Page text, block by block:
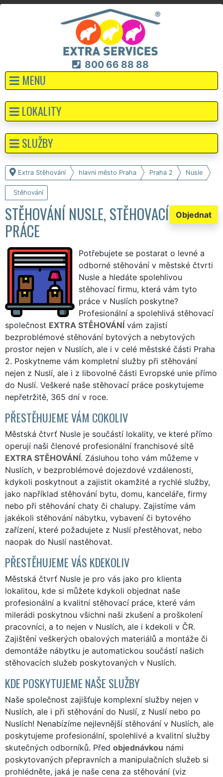
800 66 88 88
MENU
Extra Stěhování hlavní město Praha Praha 2 Nusle
Stěhování
Objednat
STĚHOVÁNÍ NUSLE, STĚHOVACÍ
PRÁCE
Potřebujete se postarat o levné a
odborné stěhování v městské čtvrti
Nusle a hledáte spolehlivou
stěhovací firmu, která vám tyto
práce v Nuslích poskytne?
Profesionální a spolehlivá stěhovací
společnost EXTRA STĚHOVÁNÍ vám zajistí
bezproblémové stěhování bytových a nebytových
prostor nejen v Nuslích, ale i v celé městské části Praha
2. Poskytneme vám kompletní služby při stěhování
nejen z Nuslí, ale i z libovolné části Evropské unie přímo
do Nuslí. Veškeré naše stěhovací práce poskytujeme
nepřetržitě, 365 dní v roce.
PŘESTĚHUJEME VÁM COKOLIV
Městská čtvrť Nusle je součástí lokality, ve které přímo
operují naši členové profesionální franchisové sítě
EXTRA STĚHOVÁNÍ. Zásluhou toho vám můžeme v
Nuslích, v bezproblémové dojezdové vzdálenosti,
kdykoli poskytnout a zajistit okamžité a rychlé služby,
jako například stěhování bytu, domu, kanceláře, firmy
nebo při stěhování chaty či chalupy. Zajistíme vám
jakékoli stěhování nábytku, vybavení či bytového
zařízení, které požadujete z Nuslí přestěhovat, nebo
naopak do Nuslí nastěhovat.
PŘESTĚHUJEME VÁS KDEKOLIV
Městská čtvrť Nusle je pro vás jako pro klienta
lokalitou, kde si můžete kdykoli objednat naše
profesionální a kvalitní stěhovací práce, které vám
milerádi poskytnou všichni naši zkušení a proškolení
pracovníci, a to nejen v Nuslích, ale i kdekoli v ČR.
Zajištění veškerých obalových materiálů a montáže či
demontáže nábytku je automatickou součástí našich
stěhovacích služeb poskytovaných v Nuslích.
KDE POSKYTUJEME NAŠE SLUŽBY
Naše společnost zajišťuje komplexní služby nejen v
Nuslích, ale i při stěhování do Nuslí, z Nuslí nebo po
Nuslích! Nenabízíme nejlevnější stěhování v Nuslích, ale
poskytujeme profesionální, spolehlivé a kvalitní služby
skutečných odborníků. Před objednávkou námi
poskytovaných přepravních a manipulačních služeb si
prohlédněte, jaká je naše cena za stěhování (viz
LOKALITY
SLUŽBY